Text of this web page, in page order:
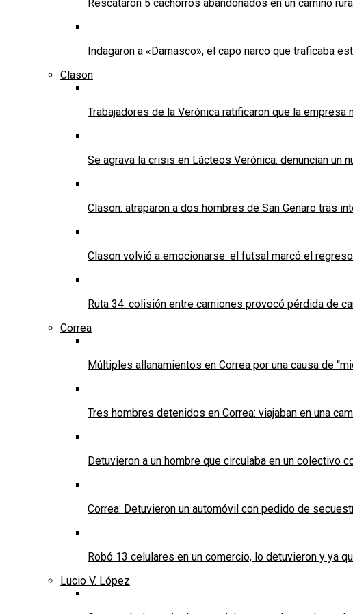
Rescataron 5 cachorros abandonados en un camino
Indagaron a «Damasco», el capo narco que traficaba
Clason
Trabajadores de la Verónica ratificaron que la
Se agrava la crisis en Lácteos Verónica: denuncian un
Clason: atraparon a dos hombres de San Genaro tras
Clason volvió a emocionarse: el futsal marcó el
Ruta 34: colisión entre camiones provocó pérdida de
Correa
Múltiples allanamientos en Correa por una causa de
Tres hombres detenidos en Correa: viajaban en una
Detuvieron a un hombre que circulaba en un colectivo
Correa: Detuvieron un automóvil con pedido de
Robó 13 celulares en un comercio, lo detuvieron y ya
Lucio V. López